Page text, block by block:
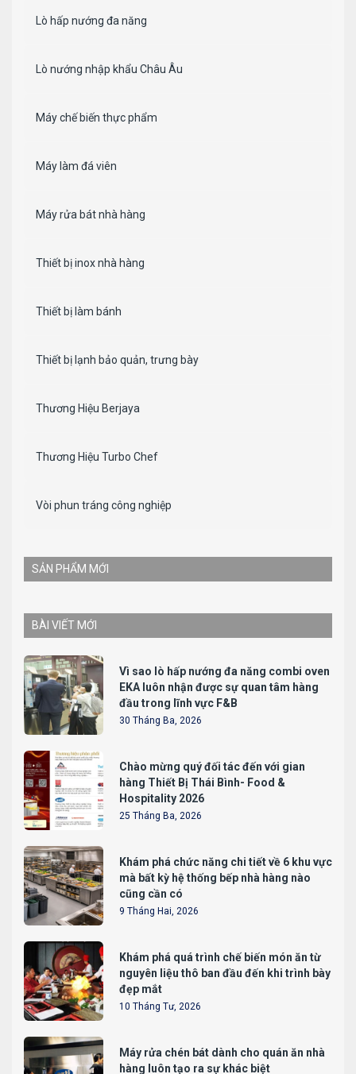
Lò hấp nướng đa năng
Lò nướng nhập khẩu Châu Âu
Máy chế biến thực phẩm
Máy làm đá viên
Máy rửa bát nhà hàng
Thiết bị inox nhà hàng
Thiết bị làm bánh
Thiết bị lạnh bảo quản, trưng bày
Thương Hiệu Berjaya
Thương Hiệu Turbo Chef
Vòi phun tráng công nghiệp
SẢN PHẨM MỚI
BÀI VIẾT MỚI
Vì sao lò hấp nướng đa năng combi oven
EKA luôn nhận được sự quan tâm hàng
đầu trong lĩnh vực F&B
30 Tháng Ba, 2026
Chào mừng quý đối tác đến với gian
hàng Thiết Bị Thái Bình- Food &
Hospitality 2026
25 Tháng Ba, 2026
Khám phá chức năng chi tiết về 6 khu vực
mà bất kỳ hệ thống bếp nhà hàng nào
cũng cần có
9 Tháng Hai, 2026
Khám phá quá trình chế biến món ăn từ
nguyên liệu thô ban đầu đến khi trình bày
đẹp mắt
10 Tháng Tư, 2026
Máy rửa chén bát dành cho quán ăn nhà
hàng luôn tạo ra sự khác biệt